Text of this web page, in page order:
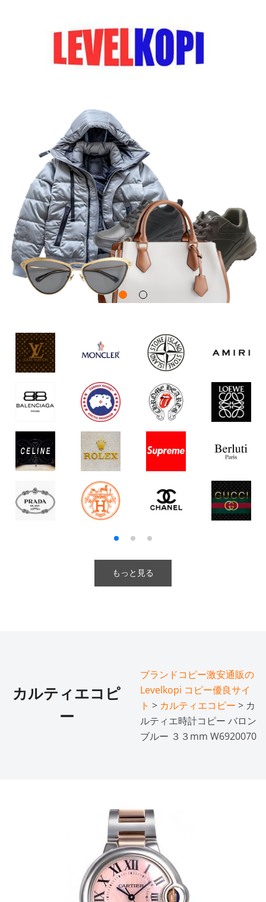
もっと見る
カルティエコピ
ー
ブランドコピー激安通販の
Levelkopi コピー優良サイ
ト > カルティエコピー > カ
ルティエ時計コピー バロン
ブルー ３３mm W6920070